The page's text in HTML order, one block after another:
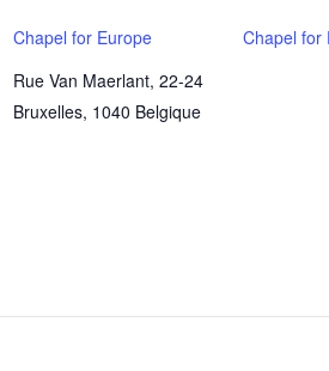
Chapel for Europe
Rue Van Maerlant, 22-24
Bruxelles, 1040 Belgique
Chapel for